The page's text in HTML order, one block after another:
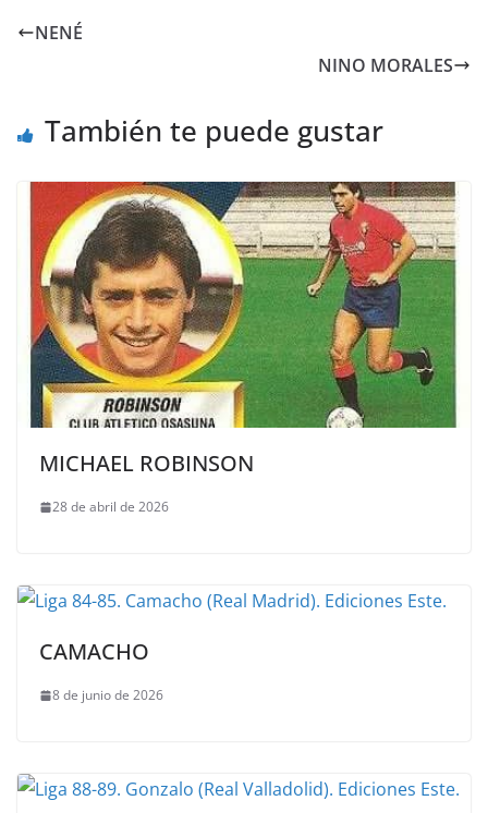
NENÉ
NINO MORALES
También te puede gustar
MICHAEL ROBINSON
28 de abril de 2026
CAMACHO
8 de junio de 2026